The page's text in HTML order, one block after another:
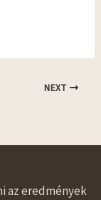
NEXT
az eredmények